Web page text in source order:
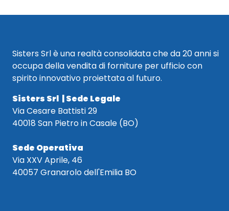
Sisters Srl è una realtà consolidata che da 20 anni si
occupa della vendita di forniture per ufficio con
spirito innovativo proiettata al futuro.
Sisters Srl | Sede Legale
Via Cesare Battisti 29
40018 San Pietro in Casale (BO)
Sede Operativa
Via XXV Aprile, 46
40057 Granarolo dell'Emilia BO